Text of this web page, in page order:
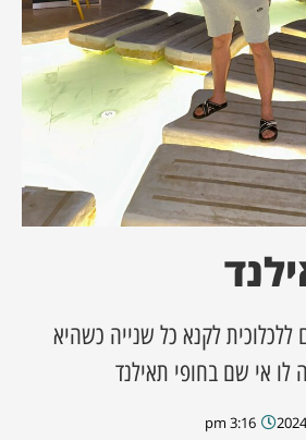
ללכלוכית לקנא כל שנייה כשהיא
לו אי שם בחופי תאילנד
3:16 pm